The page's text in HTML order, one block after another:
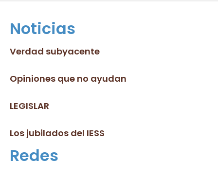
Noticias
Verdad subyacente
Opiniones que no ayudan
LEGISLAR
Los jubilados del IESS
Redes